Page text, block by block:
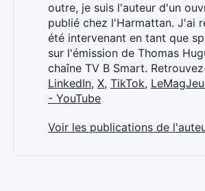
outre, je suis l'auteur d'un
publié chez l'Harmattan. J'ai
été intervenant en tant que
sur l'émission de Thomas
chaîne TV B Smart.
LinkedIn, X, TikTok,
- YouTube
Voir les publications de